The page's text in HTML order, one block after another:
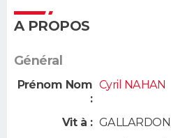
A PROPOS
Général
Prénom Nom
:
Cyril NAHAN
Vit à : GALLARDON